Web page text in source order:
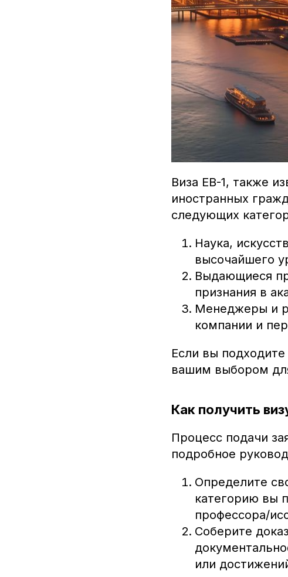
Виза EB-1, также
иностранных
следующих
Наука,
высочайшего
Выдающиеся
признания в
Менеджеры и
компании и
Если вы подходите
вашим выбором
Как получить
Процесс подачи
подробное
Определите
категорию вы
профессора/
Соберите
или